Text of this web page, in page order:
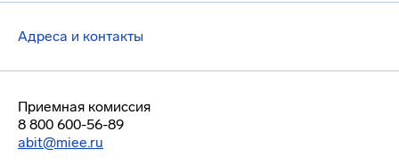
Адреса и контакты
Приемная комиссия
8 800 600-56-89
abit@miee.ru